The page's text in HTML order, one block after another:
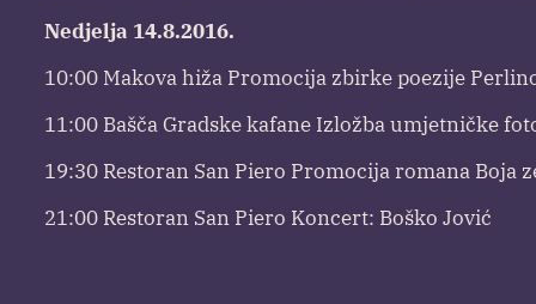
Nedjelja 14.8.2016.
10:00 Makova hiža Promocija zbirke poezije
11:00 Bašča Gradske kafane Izložba umjetničke
19:30 Restoran San Piero Promocija romana Boja
21:00 Restoran San Piero Koncert: Boško Jović